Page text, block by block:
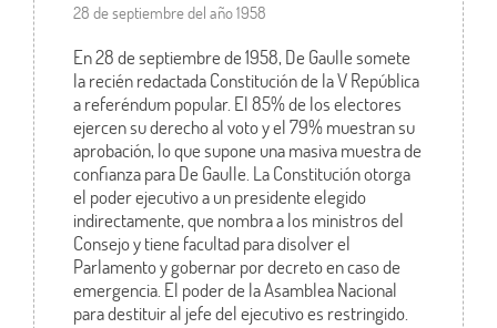
28 de septiembre del año 1958
En 28 de septiembre de 1958, De Gaulle somete
la recién redactada Constitución de la V República
a referéndum popular. El 85% de los electores
ejercen su derecho al voto y el 79% muestran su
aprobación, lo que supone una masiva muestra de
confianza para De Gaulle. La Constitución otorga
el poder ejecutivo a un presidente elegido
indirectamente, que nombra a los ministros del
Consejo y tiene facultad para disolver el
Parlamento y gobernar por decreto en caso de
emergencia. El poder de la Asamblea Nacional
para destituir al jefe del ejecutivo es restringido.